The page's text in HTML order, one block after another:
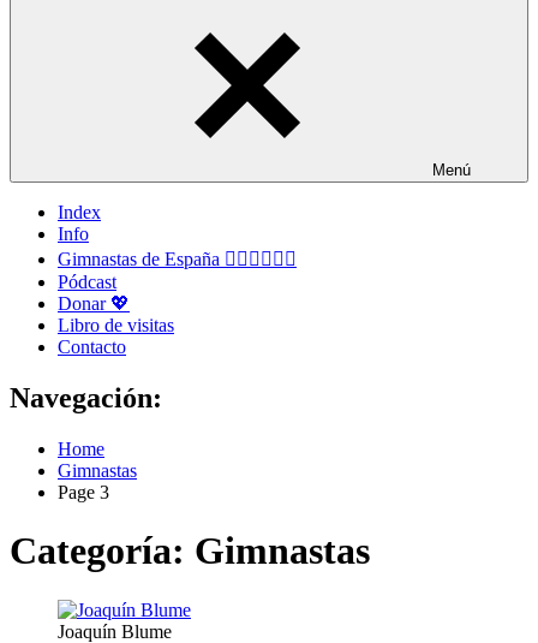
Menú
Index
Info
Gimnastas de España 🤸🏻‍♀️🤸🏽‍♂️
Pódcast
Donar 💖
Libro de visitas
Contacto
Navegación:
Home
Gimnastas
Page 3
Categoría: Gimnastas
Joaquín Blume